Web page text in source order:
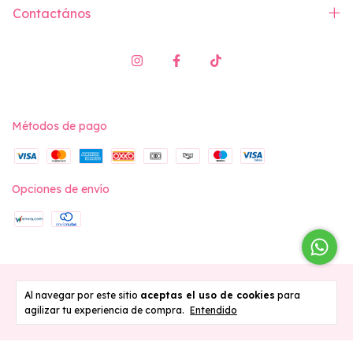
Al navegar por este sitio aceptas el uso de cookies para
agilizar tu experiencia de compra. Entendido
Contactános
Métodos de pago
Opciones de envío
Copyright Vita Swimwear - 2026. Todos los derechos reservados.